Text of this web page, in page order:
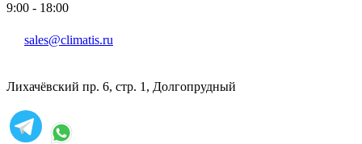
9:00 - 18:00
sales@climatis.ru
Лихачёвский пр. 6, стр. 1, Долгопрудный